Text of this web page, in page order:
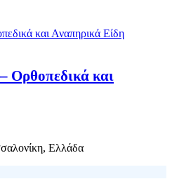
Ορθοπεδικά και
Ελλάδα